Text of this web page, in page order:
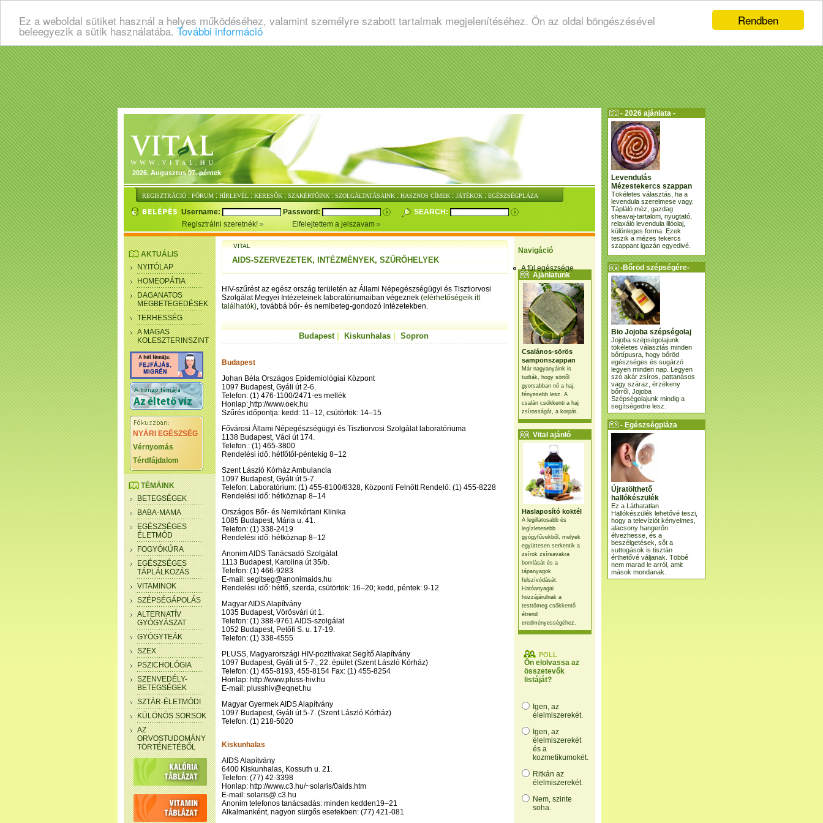
Rendben
Ez a weboldal sütiket használ a helyes működéséhez, valamint személyre szabott tartalmak megjelenítéséhez. Ön az oldal böngészésével
beleegyezik a sütik használatába. További információ
2026. Augusztus 07. péntek
REGISZTRÁCIÓ : FÓRUM : HÍRLEVÉL : KERESŐK : SZAKÉRTŐINK : SZOLGÁLTATÁSAINK : HASZNOS CÍMEK : JÁTÉKOK : EGÉSZSÉGPLÁZA
Username: Password:
SEARCH:
Regisztrálni szeretnék!
Elfelejtettem a jelszavam
Navigáció
A fül egészsége
Ajánlatunk
Csalános-sörös
samponszappan
Már nagyanyáink is
tudták, hogy sörtől
gyorsabban nő a haj,
fényesebb lesz. A
csalán csökkenti a haj
zsírosságát, a korpát.
Vital ajánló
Haslaposító koktél
A legillatosabb és
legízletesebb
gyógyfűvekből, melyek
együttesen serkentik a
zsírok zsírsavakra
bomlását és a
tápanyagok
felszívódását.
Hatóanyagai
hozzájárulnak a
testtömeg csökkentő
étrend
eredményességéhez.
POLL
Ön elolvassa az
összetevők
listáját?
Igen, az
élelmiszerekét.
Igen, az
élelmiszerekét
és a
kozmetikumokét.
Ritkán az
élelmiszerekét.
Nem, szinte
soha.
AKTUÁLIS
NYITÓLAP
HOMEOPÁTIA
DAGANATOS
MEGBETEGEDÉSEK
TERHESSÉG
A MAGAS
KOLESZTERINSZINT
NYÁRI EGÉSZSÉG
Vérnyomás
Térdfájdalom
TÉMÁINK
BETEGSÉGEK
BABA-MAMA
EGÉSZSÉGES
ÉLETMÓD
FOGYÓKÚRA
EGÉSZSÉGES
TÁPLÁLKOZÁS
VITAMINOK
SZÉPSÉGÁPOLÁS
ALTERNATÍV
GYÓGYÁSZAT
GYÓGYTEÁK
SZEX
PSZICHOLÓGIA
SZENVEDÉLY-
BETEGSÉGEK
SZTÁR-ÉLETMÓDI
KÜLÖNÖS SORSOK
AZ
ORVOSTUDOMÁNY
TÖRTÉNETÉBŐL
VITAL
AIDS-SZERVEZETEK, INTÉZMÉNYEK, SZŰRŐHELYEK
HIV-szűrést az egész ország területén az Állami Népegészségügyi és Tisztiorvosi
Szolgálat Megyei Intézeteinek laboratóriumaiban végeznek (elérhetőségeik itt
találhatók), továbbá bőr- és nemibeteg-gondozó intézetekben.
Budapest| Kiskunhalas Sopron
Budapest
Johan Béla Országos Epidemiológiai Központ
1097 Budapest, Gyáli út 2-6.
Telefon: (1) 476-1100/2471-es mellék
Honlap: http://www.oek.hu
Szűrés időpontja: kedd: 11–12, csütörtök: 14–15
Fővárosi Állami Népegészségügyi és Tisztiorvosi Szolgálat laboratóriuma
1138 Budapest, Váci út 174.
Telefon.: (1) 465-3800
Rendelési idő: hétfőtől-péntekig 8–12
Szent László Kórház Ambulancia
1097 Budapest, Gyáli út 5-7.
Telefon: Laboratórium: (1) 455-8100/8328, Központi Felnőtt Rendelő: (1) 455-8228
Rendelési idő: hétköznap 8–14
Országos Bőr- és Nemikórtani Klinika
1085 Budapest, Mária u. 41.
Telefon: (1) 338-2419
Rendelési idő: hétköznap 8–12
Anonim AIDS Tanácsadó Szolgálat
1113 Budapest, Karolina út 35/b.
Telefon: (1) 466-9283
E-mail: segitseg@anonimaids.hu
Rendelési idő: hétfő, szerda, csütörtök: 16–20; kedd, péntek: 9-12
Magyar AIDS Alapítvány
1035 Budapest, Vörösvári út 1.
Telefon: (1) 388-9761 AIDS-szolgálat
1052 Budapest, Petőfi S. u. 17-19.
Telefon: (1) 338-4555
PLUSS, Magyarországi HIV-pozitívakat Segítő Alapítvány
1097 Budapest, Gyáli út 5-7., 22. épület (Szent László Kórház)
Telefon: (1) 455-8193, 455-8154 Fax: (1) 455-8254
Honlap: http://www.pluss-hiv.hu
E-mail: plusshiv@eqnet.hu
Magyar Gyermek AIDS Alapítvány
1097 Budapest, Gyáli út 5-7. (Szent László Kórház)
Telefon: (1) 218-5020
Kiskunhalas
AIDS Alapítvány
6400 Kiskunhalas, Kossuth u. 21.
Telefon: (77) 42-3398
Honlap: http://www.c3.hu/~solaris/0aids.htm
E-mail: solaris@.c3.hu
Anonim telefonos tanácsadás: minden kedden19–21
Alkalmanként, nagyon sürgős esetekben: (77) 421-081
- 2026 ajánlata -
Levendulás
Mézestekercs szappan
Tökéletes választás, ha a
levendula szerelmese vagy.
Tápláló méz, gazdag
sheavaj-tartalom, nyugtató,
relaxáló levendula illóolaj,
különleges forma. Ezek
teszik a mézes tekercs
szappant igazán egyedivé.
-Bőröd szépségére-
Bio Jojoba szépségolaj
Jojoba szépségolajunk
tökéletes választás minden
bőrtípusra, hogy bőröd
egészséges és sugárzó
legyen minden nap. Legyen
szó akár zsíros, pattanásos
vagy száraz, érzékeny
bőrről, Jojoba
Szépségolajunk mindig a
segítségedre lesz.
- Egészségpláza
ajánlatunk -
Újratölthető
hallókészülék
Ez a Láthatatlan
Hallókészülék lehetővé teszi,
hogy a televíziót kényelmes,
alacsony hangerőn
élvezhesse, és a
beszélgetések, sőt a
suttogások is tisztán
érthetővé váljanak. Többé
nem marad le arról, amit
mások mondanak.